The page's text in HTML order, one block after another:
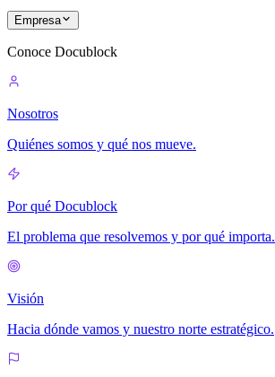
Empresa
Conoce Docublock
Nosotros
Quiénes somos y qué nos mueve.
Por qué Docublock
El problema que resolvemos y por qué importa.
Visión
Hacia dónde vamos y nuestro norte estratégico.